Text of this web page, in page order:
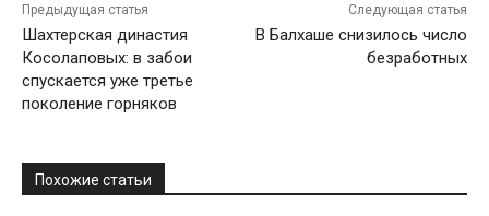
Предыдущая статья
Шахтерская династия
Косолаповых: в забои
спускается уже третье
поколение горняков
Следующая статья
В Балхаше снизилось число
безработных
Похожие статьи